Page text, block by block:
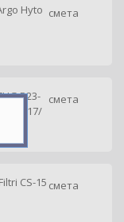
Hyto смета
P23-
/65017/
смета
CS-15 смета